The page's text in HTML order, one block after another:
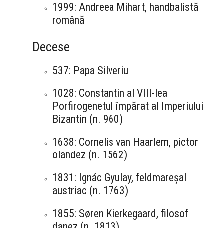
1999: Andreea Mihart, handbalistă
română
Decese
537: Papa Silveriu
1028: Constantin al VIII-lea
Porfirogenetul împărat al Imperiului
Bizantin (n. 960)
1638: Cornelis van Haarlem, pictor
olandez (n. 1562)
1831: Ignác Gyulay, feldmareșal
austriac (n. 1763)
1855: Søren Kierkegaard, filosof